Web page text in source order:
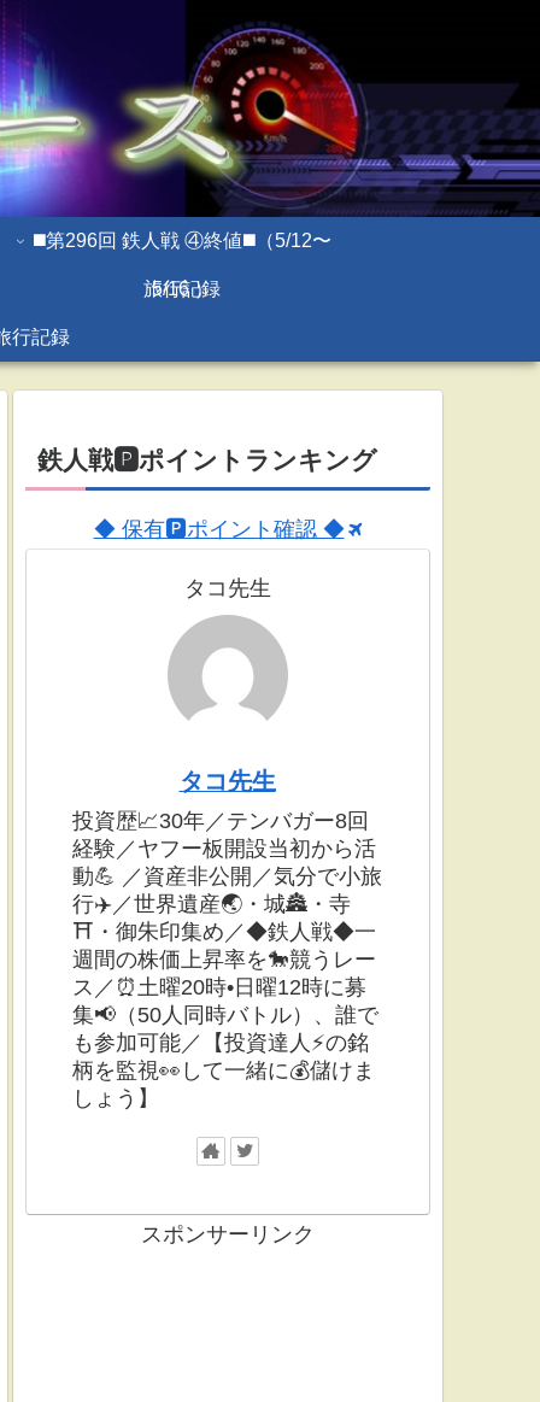
◼️第296回 鉄人戦 ④終値◼️（5/12〜
5/16 ）
旅行記録
行記録
鉄人戦🅿ポイントランキング
◆ 保有🅿ポイント確認 ◆
タコ先生
タコ先生
投資歴📈30年／テンバガー8回
経験／ヤフー板開設当初から活
動💪 ／資産非公開／気分で小旅
行✈️／世界遺産🌏・城🏯・寺
⛩・御朱印集め／◆鉄人戦◆一
週間の株価上昇率を🐎競うレー
ス／⏰土曜20時•日曜12時に募
集📢（50人同時バトル）、誰で
も参加可能／【投資達人⚡️の銘
柄を監視👀して一緒に💰儲けま
しょう】
スポンサーリンク